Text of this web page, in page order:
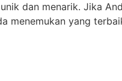
dan menarik. Jika
menemukan yang